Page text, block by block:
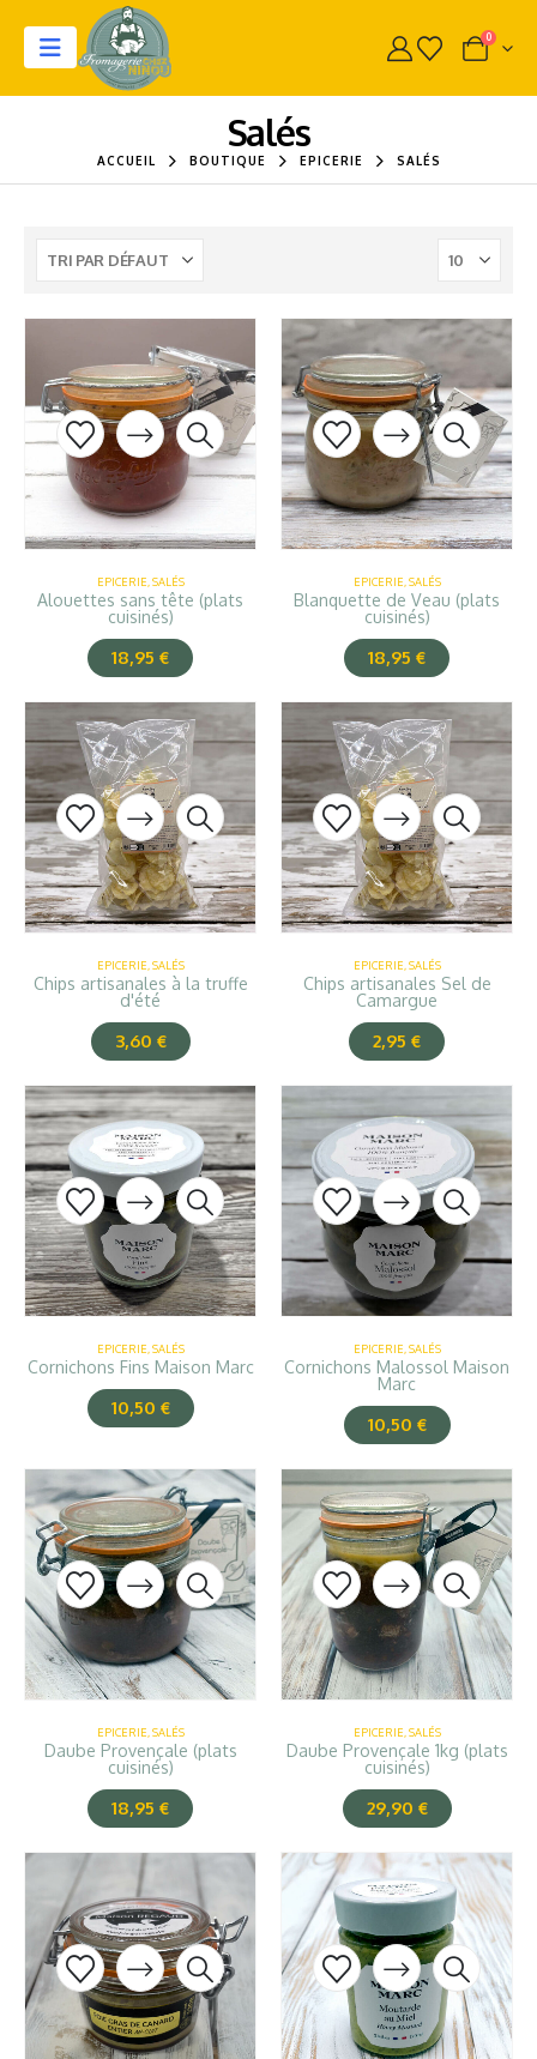
0
Salés
ACCUEIL BOUTIQUE EPICERIE SALÉS
EPICERIE,SALÉS
Alouettes sans tête (plats
cuisinés)
18,95 €
EPICERIE,SALÉS
Blanquette de Veau (plats
cuisinés)
18,95 €
EPICERIE,SALÉS
Chips artisanales à la truffe
d'été
3,60 €
EPICERIE,SALÉS
Chips artisanales Sel de
Camargue
2,95 €
EPICERIE,SALÉS
Cornichons Fins Maison Marc
10,50 €
EPICERIE,SALÉS
Cornichons Malossol Maison
Marc
10,50 €
EPICERIE,SALÉS
Daube Provençale (plats
cuisinés)
18,95 €
EPICERIE,SALÉS
Daube Provençale 1kg (plats
cuisinés)
29,90 €